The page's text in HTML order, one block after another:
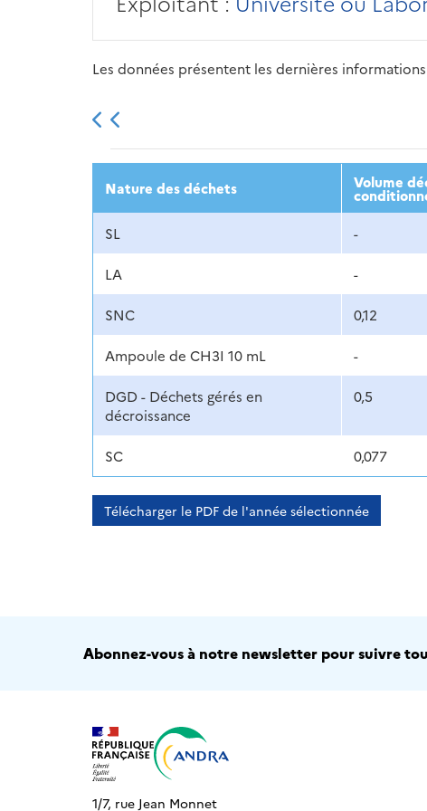
Les données présentent les dernières
2013 2014 2015
Nature des déchets Volume
SL -
LA -
SNC 0,12
Ampoule de CH3I 10 mL -
DGD - Déchets gérés en
décroissance
0,5
SC 0,077
Télécharger le PDF de l'année sélectionnée
Abonnez-vous à notre newsletter pour suivre
1/7, rue Jean Monnet